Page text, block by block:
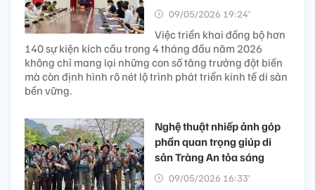
09/05/2026 19:24’
Việc triển khai đồng bộ hơn
140 sự kiện kích cầu trong 4 tháng đầu năm 2026
không chỉ mang lại những con số tăng trưởng đột biến
mà còn định hình rõ nét lộ trình phát triển kinh tế di sản
bền vững.
Nghệ thuật nhiếp ảnh góp
phần quan trọng giúp di
sản Tràng An tỏa sáng
09/05/2026 16:33’